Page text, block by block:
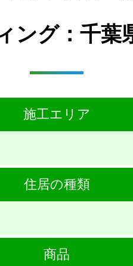
ング：千葉
施工エリア
住居の種類
商品